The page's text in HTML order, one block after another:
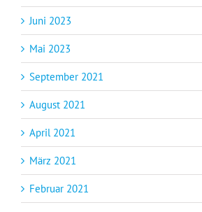
Juni 2023
Mai 2023
September 2021
August 2021
April 2021
März 2021
Februar 2021